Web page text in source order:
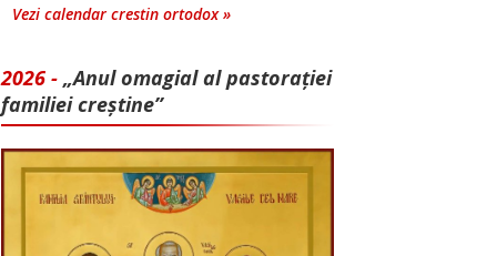
Vezi calendar crestin ortodox »
2026 - „Anul omagial al pastorației
familiei creștine”